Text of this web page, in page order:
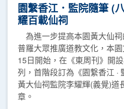
園繫香江．監院隨筆
耀百載仙祠
為進一步提高本園黃大仙
普羅大眾推廣道教文化，本
15日開始，在《東周刊》開
列，首階段訂為《園繋香江 ·
黃大仙祠監院李耀輝(義覺)道
章。